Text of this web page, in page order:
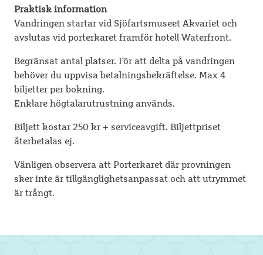
Praktisk information
Vandringen startar vid Sjöfartsmuseet Akvariet och
avslutas vid porterkaret framför hotell Waterfront.
Begränsat antal platser. För att delta på vandringen
behöver du uppvisa betalningsbekräftelse. Max 4
biljetter per bokning.
Enklare högtalarutrustning används.
Biljett kostar 250 kr + serviceavgift. Biljettpriset
återbetalas ej.
Vänligen observera att Porterkaret där provningen
sker inte är tillgänglighetsanpassat och att utrymmet
är trångt.